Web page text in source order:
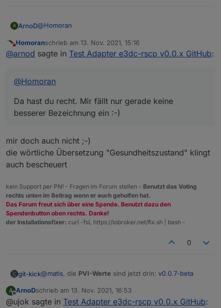
Bereich verwendet werden, weiß ich leider auch nicht.
A ArnoD@Homoran
Da hast du recht. Mir fällt nur gerade keine besserer
Bezeichnung ein :-)
Nicht stören
Homoranschrieb am 13. Nov. 2021, 15:16
zuletzt editiert von
@arnod sagte in Test Adapter e3dc-rscp v0.0.x GitHub:
@Homoran
Da hast du recht. Mir fällt nur gerade keine
besserer Bezeichnung ein :-)
mir doch auch nicht ;-)
die wörtliche Übersetzung "Gesundheitszustand" klingt
auch bescheuert
kein Support per PN! - Fragen im Forum stellen - Benutzt das Voting
rechts unten im Beitrag wenn er euch geholfen hat.
Das Forum freut sich über eine Spende. Benutzt dazu den
Spendenbutton oben rechts. Danke!
der Installationsfixer: curl -fsL https://iobroker.net/fix.sh | bash -
0
git-kick@matis, die PVI-Werte sind jetzt drin: v0.0.7-beta
Zur Performance: es sind natürlich jetzt schon viele
Werte, aber ich denke das Hauptproblem ist die
A
Offline
ArnoDschrieb am 13. Nov. 2021, 16:53
zuletzt editiert von
@ujok sagte in Test Adapter e3dc-rscp v0.0.x GitHub: